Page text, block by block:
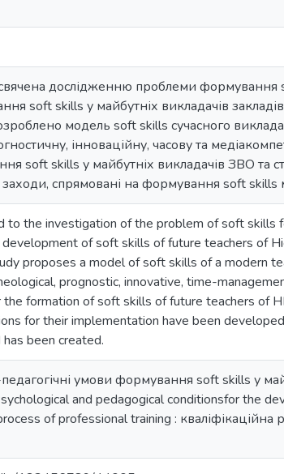
дослідженню проблеми
soft skills у майбутніх викладачів
модель soft skills сучасного
інноваційну, часову та
soft skills у майбутніх викладачів ЗВО та
заходи, спрямовані на формування soft skills
to the investigation of the problem of soft skills
of soft skills of future teachers of
proposes a model of soft skills of a modern
prognostic, innovative, time-
formation of soft skills of future teachers of
for their implementation have been
been created.
умови формування soft skills у
and pedagogical conditionsfor the
of professional training :